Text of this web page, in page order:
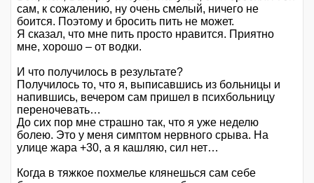
сам, к сожалению, ну очень смелый, ничего не
боится. Поэтому и бросить пить не может.
Я сказал, что мне пить просто нравится. Приятно
мне, хорошо – от водки.
И что получилось в результате?
Получилось то, что я, выписавшись из больницы и
напившись, вечером сам пришел в психбольницу
переночевать…
До сих пор мне страшно так, что я уже неделю
болею. Это у меня симптом нервного срыва. На
улице жара +30, а я кашляю, сил нет…
Когда в тяжкое похмелье клянешься сам себе